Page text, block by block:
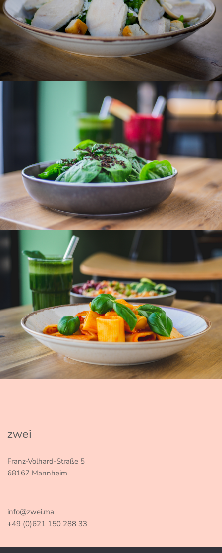
zwei
Franz-Volhard-Straße 5
68167 Mannheim
info@zwei.ma
+49 (0)621 150 288 33